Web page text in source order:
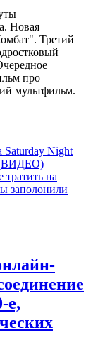
Новая
Третий
про
мультфильм.
Night
(ВИДЕО)
тратить на
заполонили
е,